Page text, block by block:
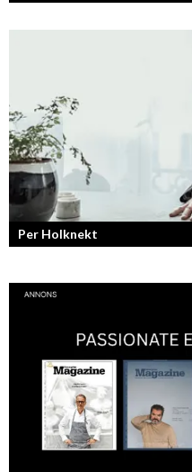
Konstnären som balanserar
Per Holknekt
Från brädan till scenen